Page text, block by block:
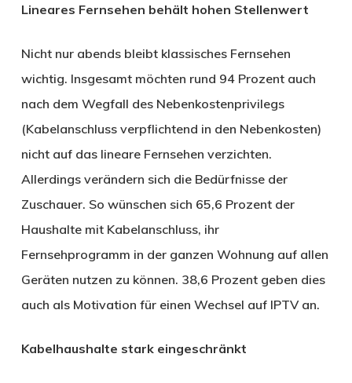
Lineares Fernsehen behält hohen Stellenwert
Nicht nur abends bleibt klassisches Fernsehen
wichtig. Insgesamt möchten rund 94 Prozent auch
nach dem Wegfall des Nebenkostenprivilegs
(Kabelanschluss verpflichtend in den Nebenkosten)
nicht auf das lineare Fernsehen verzichten.
Allerdings verändern sich die Bedürfnisse der
Zuschauer. So wünschen sich 65,6 Prozent der
Haushalte mit Kabelanschluss, ihr
Fernsehprogramm in der ganzen Wohnung auf allen
Geräten nutzen zu können. 38,6 Prozent geben dies
auch als Motivation für einen Wechsel auf IPTV an.
Kabelhaushalte stark eingeschränkt